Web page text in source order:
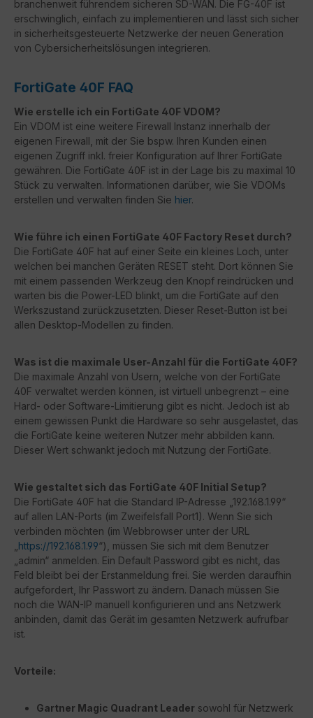
branchenweit führendem sicheren SD-WAN. Die FG-40F ist
erschwinglich, einfach zu implementieren und lässt sich sicher
in sicherheitsgesteuerte Netzwerke der neuen Generation
von Cybersicherheitslösungen integrieren.
FortiGate 40F FAQ
Wie erstelle ich ein FortiGate 40F VDOM?
Ein VDOM ist eine weitere Firewall Instanz innerhalb der
eigenen Firewall, mit der Sie bspw. Ihren Kunden einen
eigenen Zugriff inkl. freier Konfiguration auf Ihrer FortiGate
gewähren. Die FortiGate 40F ist in der Lage bis zu maximal 10
Stück zu verwalten. Informationen darüber, wie Sie VDOMs
erstellen und verwalten finden Sie hier.
Wie führe ich einen FortiGate 40F Factory Reset durch?
Die FortiGate 40F hat auf einer Seite ein kleines Loch, unter
welchen bei manchen Geräten RESET steht. Dort können Sie
mit einem passenden Werkzeug den Knopf reindrücken und
warten bis die Power-LED blinkt, um die FortiGate auf den
Werkszustand zurückzusetzten. Dieser Reset-Button ist bei
allen Desktop-Modellen zu finden.
Was ist die maximale User-Anzahl für die FortiGate 40F?
Die maximale Anzahl von Usern, welche von der FortiGate
40F verwaltet werden können, ist virtuell unbegrenzt – eine
Hard- oder Software-Limitierung gibt es nicht. Jedoch ist ab
einem gewissen Punkt die Hardware so sehr ausgelastet, das
die FortiGate keine weiteren Nutzer mehr abbilden kann.
Dieser Wert schwankt jedoch mit Nutzung der FortiGate.
Wie gestaltet sich das FortiGate 40F Initial Setup?
Die FortiGate 40F hat die Standard IP-Adresse „192.168.1.99“
auf allen LAN-Ports (im Zweifelsfall Port1). Wenn Sie sich
verbinden möchten (im Webbrowser unter der URL
https://192.168.1.99“), müssen Sie sich mit dem Benutzer
„admin“ anmelden. Ein Default Password gibt es nicht, das
Feld bleibt bei der Erstanmeldung frei. Sie werden daraufhin
aufgefordert, Ihr Passwort zu ändern. Danach müssen Sie
noch die WAN-IP manuell konfigurieren und ans Netzwerk
anbinden, damit das Gerät im gesamten Netzwerk aufrufbar
ist.
Vorteile:
Gartner Magic Quadrant Leader sowohl für Netzwerk